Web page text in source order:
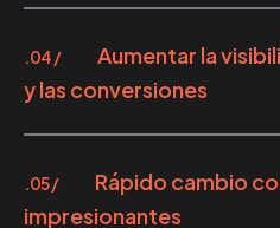
.04 /
Aumentar la
y las conversiones
.05 /
Rápido cambio
impresionantes